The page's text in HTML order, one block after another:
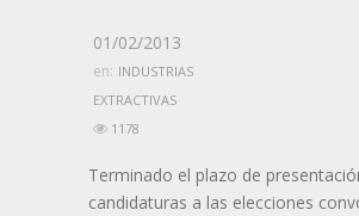
01/02/2013
en: INDUSTRIAS
EXTRACTIVAS
1178
Terminado el plazo de
candidaturas a las elecciones